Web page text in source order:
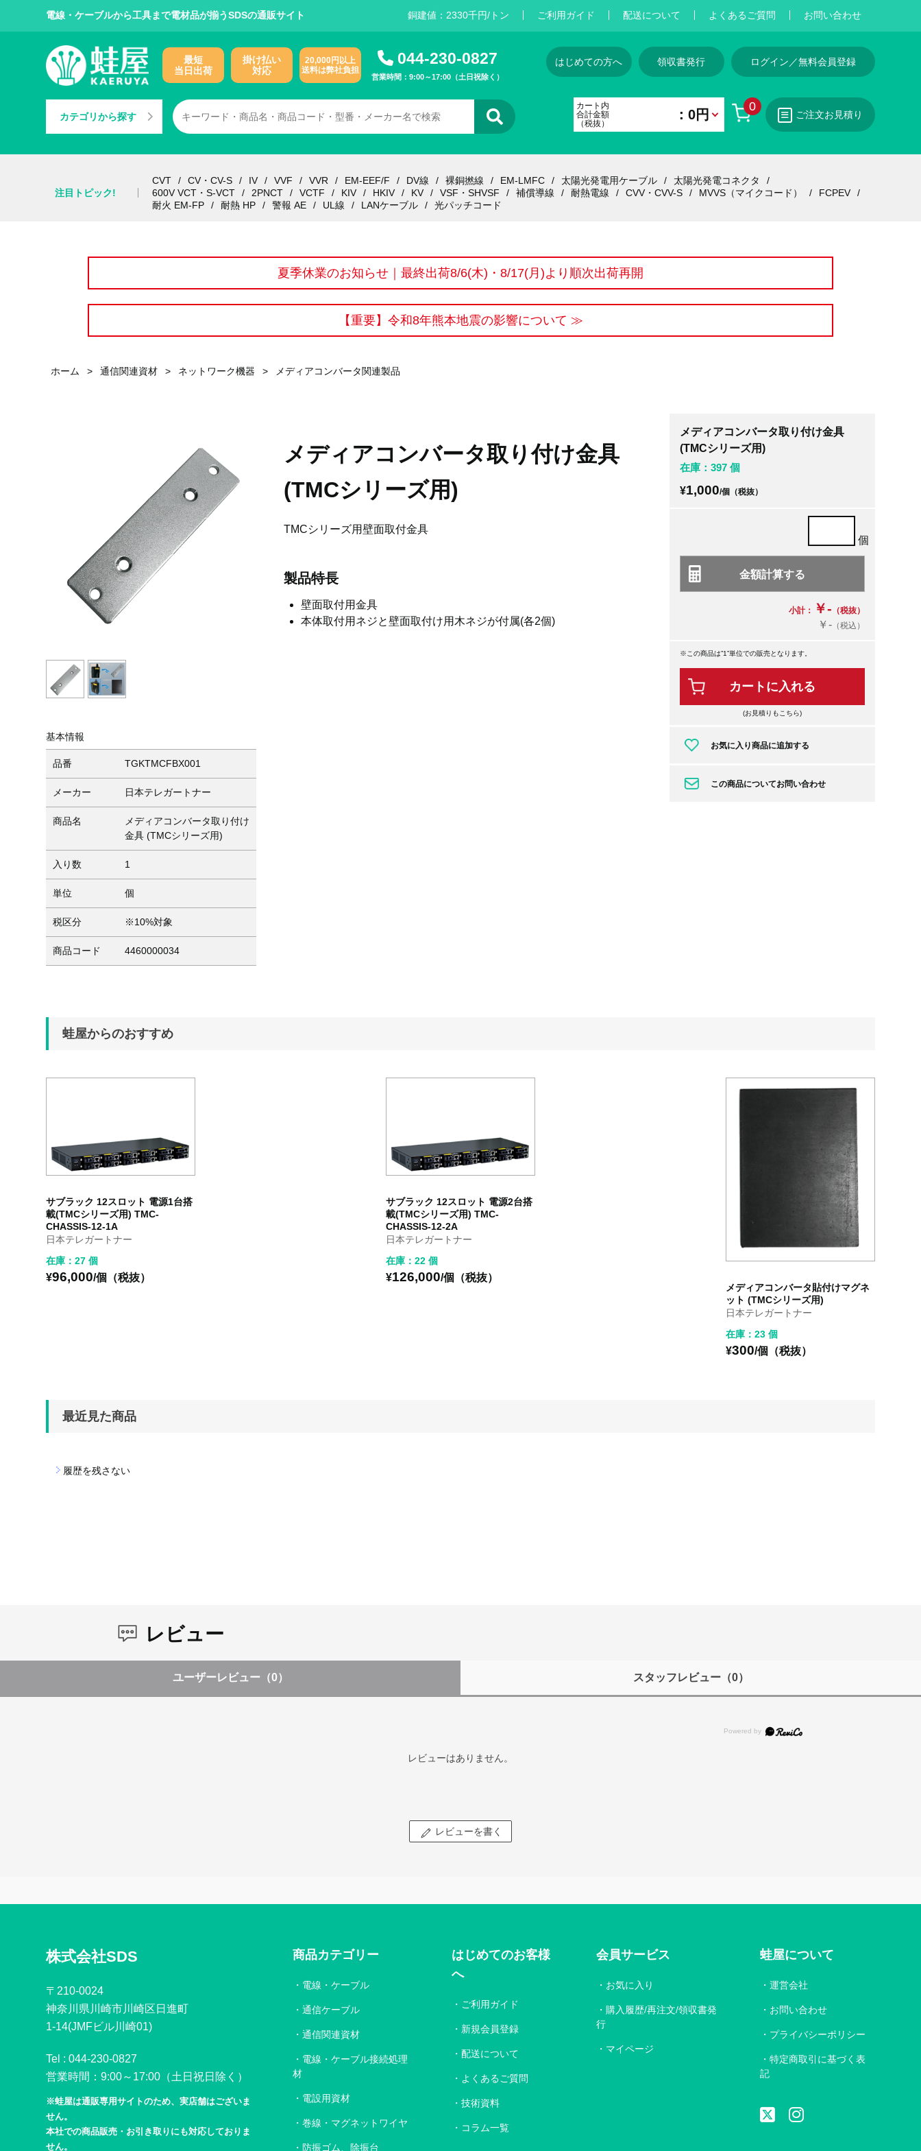
電線・ケーブルから工具まで電材品が揃うSDSの通販サイト 銅建値： 2330千円/トン ご利用ガイド 配送について よくあるご質問 お問い合わせ
最短
当日出荷
掛け払い
対応
20,000円以上
送料は弊社負担
044-230-0827
営業時間：9:00～17:00（土日祝除く）
カテゴリから探す
はじめての方へ 領収書発行 ログイン／無料会員登録
0
カート内
合計金額
（税抜）
：0円 ご注文お見積り
注目トピック!
CVT CV・CV-S IV VVF VVR EM-EEF/F DV線 裸銅撚線 EM-LMFC 太陽光発電用ケーブル
太陽光発電コネクタ
600V VCT・S-VCT
2PNCT VCTF KIV HKIV KV VSF・SHVSF 補償導線 耐熱電線 CVV・CVV-S MVVS（マイクコード）
FCPEV
耐火 EM-FP
耐熱 HP 警報 AE UL線 LANケーブル 光パッチコード
夏季休業のお知らせ｜最終出荷8/6(木)・8/17(月)より順次出荷再開
【重要】令和8年熊本地震の影響について ≫
ホーム > 通信関連資材 > ネットワーク機器 > メディアコンバータ関連製品
基本情報
品番 TGKTMCFBX001
メーカー 日本テレガートナー
商品名
メディアコンバータ取り付け
金具 (TMCシリーズ用)
入り数 1
単位 個
税区分 ※10%対象
商品コード 4460000034
メディアコンバータ取り付け金具
(TMCシリーズ用)
TMCシリーズ用壁面取付金具
製品特長
壁面取付用金具
本体取付用ネジと壁面取付け用木ネジが付属(各2個)
メディアコンバータ取り付け金具
(TMCシリーズ用)
在庫：397 個
¥1,000/個（税抜）
個
小計： ￥- （税抜）
￥-（税込）
※この商品は”1”単位での販売となります。
カートに入れる
(お見積りもこちら)
お気に入り商品に追加する
この商品についてお問い合わせ
蛙屋からのおすすめ
サブラック 12スロット 電源1台搭
載(TMCシリーズ用) TMC-
CHASSIS-12-1A
日本テレガートナー
在庫：27 個
¥96,000/個（税抜）
サブラック 12スロット 電源2台搭
載(TMCシリーズ用) TMC-
CHASSIS-12-2A
日本テレガートナー
在庫：22 個
¥126,000/個（税抜）
メディアコンバータ貼付けマグネ
ット (TMCシリーズ用)
日本テレガートナー
在庫：23 個
¥300/個（税抜）
最近見た商品
履歴を残さない
レビュー
ユーザーレビュー （0） スタッフレビュー（0）
レビューはありません。
レビューを書く
株式会社SDS
〒210-0024
神奈川県川崎市川崎区日進町
1-14(JMFビル川崎01)
Tel :044-230-0827
営業時間：9:00～17:00（土日祝日除く）
※蛙屋は通販専用サイトのため、実店舗はございま
せん。
本社での商品販売・お引き取りにも対応しておりま
せん。
商品カテゴリー
電線・ケーブル
通信ケーブル
通信関連資材
電線・ケーブル接続処理
材
電設用資材
巻線・マグネットワイヤ
防振ゴム、除振台
はじめてのお客様
へ
ご利用ガイド
新規会員登録
配送について
よくあるご質問
技術資料
コラム一覧
会員サービス
お気に入り
購入履歴/再注文/領収書発
行
マイページ
蛙屋について
運営会社
お問い合わせ
プライバシーポリシー
特定商取引に基づく表
記